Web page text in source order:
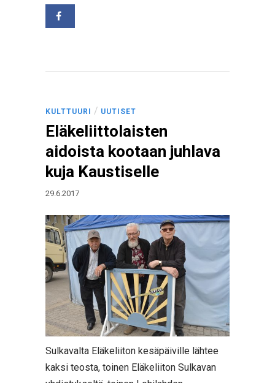
KULTTUURI / UUTISET
Eläkeliittolaisten
aidoista kootaan juhlava
kuja Kaustiselle
29.6.2017
Sulkavalta Eläkeliiton kesäpäiville lähtee
kaksi teosta, toinen Eläkeliiton Sulkavan